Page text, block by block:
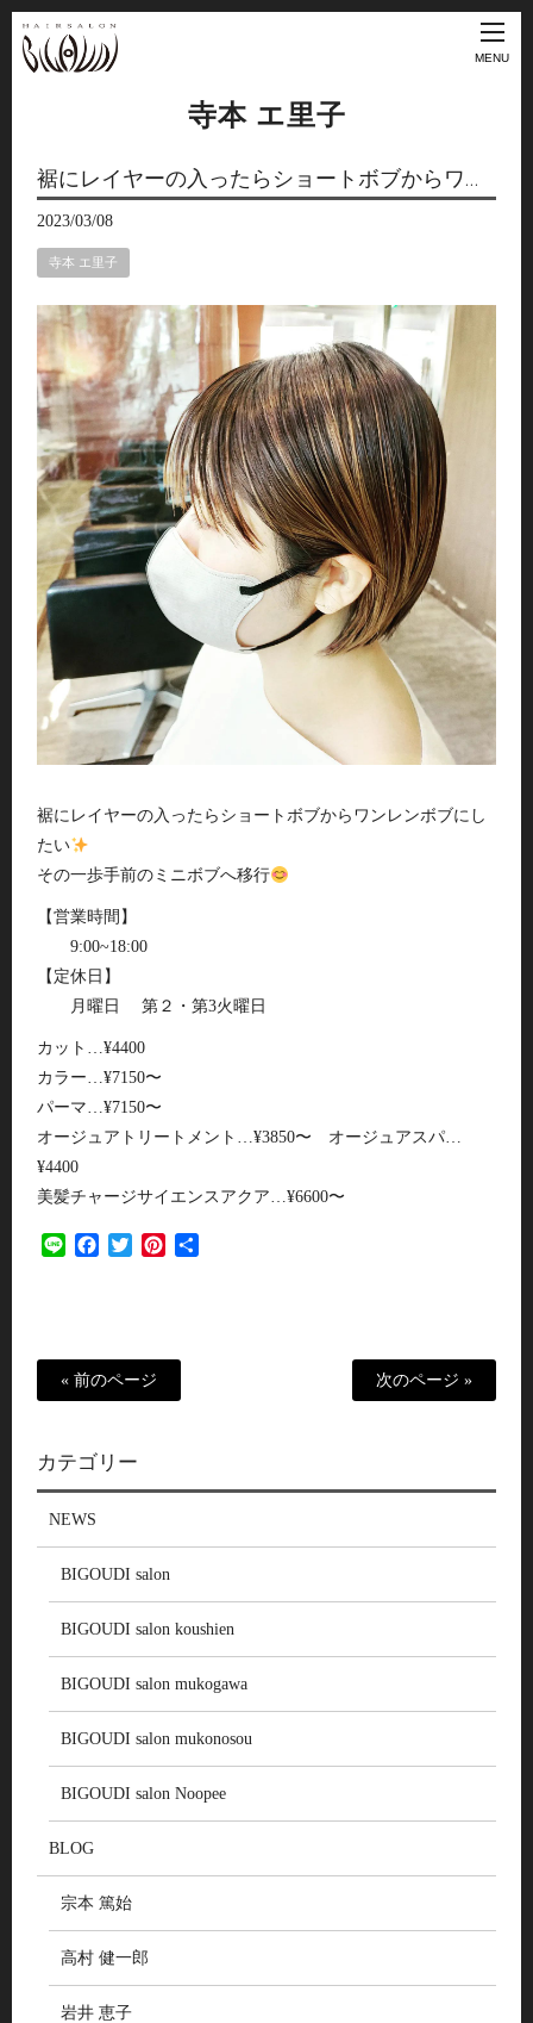
MENU
寺本 エ里子
裾にレイヤーの入ったらショートボブからワ…
2023/03/08
寺本 エ里子
裾にレイヤーの入ったらショートボブからワンレンボブにし
たい
その一歩手前のミニボブへ移行
【営業時間】
9:00~18:00
【定休日】
月曜日 第２・第3火曜日
カット…¥4400
カラー…¥7150〜
パーマ…¥7150〜
オージュアトリートメント…¥3850〜 オージュアスパ…
¥4400
美髪チャージサイエンスアクア…¥6600〜
Line FacebookTwitterPinterest
« 前のページ 次のページ »
カテゴリー
NEWS
BIGOUDI salon
BIGOUDI salon koushien
BIGOUDI salon mukogawa
BIGOUDI salon mukonosou
BIGOUDI salon Noopee
BLOG
宗本 篤始
高村 健一郎
岩井 恵子